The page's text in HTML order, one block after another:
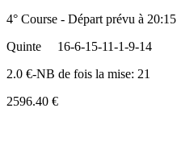
4° Course - Départ prévu à 20:15
Quinte
16-6-15-11-1-9-14
2.0 €-NB de fois la mise: 21
2596.40 €